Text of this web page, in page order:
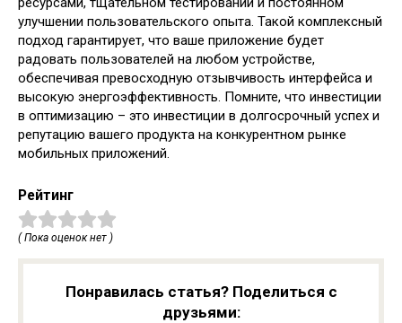
улучшении пользовательского опыта. Такой комплексный
подход гарантирует, что ваше приложение будет
радовать пользователей на любом устройстве,
обеспечивая превосходную отзывчивость интерфейса и
высокую энергоэффективность. Помните, что инвестиции
в оптимизацию – это инвестиции в долгосрочный успех и
репутацию вашего продукта на конкурентном рынке
мобильных приложений.
Рейтинг
( Пока оценок нет )
Понравилась статья? Поделиться с
друзьями: